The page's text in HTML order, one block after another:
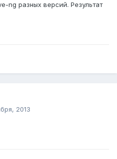
ng разных версий. Результат
2013